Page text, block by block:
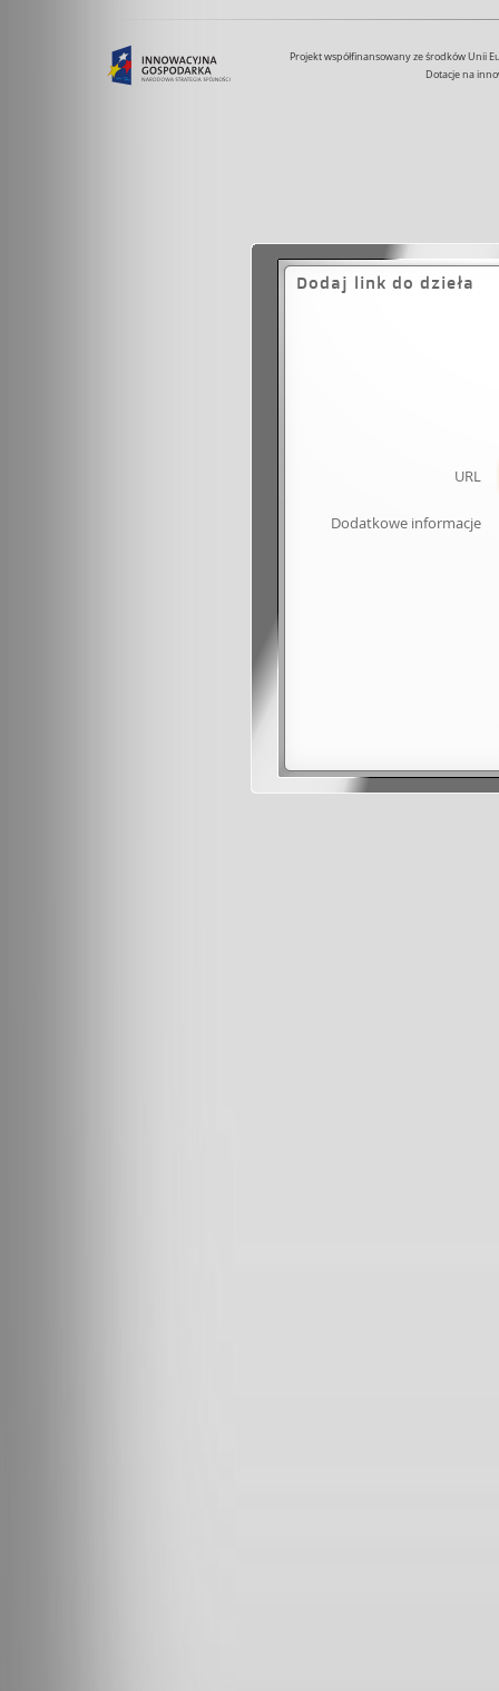
Projekt współfinansowany ze środków Unii
Dotacje na
Dodaj link do dzieła
URL
Dodatkowe informacje